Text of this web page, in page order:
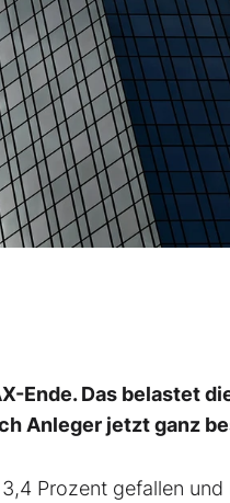
Ende. Das belastet
Anleger jetzt ganz
Prozent gefallen und